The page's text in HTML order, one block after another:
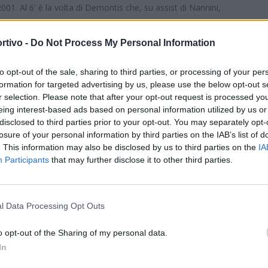
- Do Not Process My Personal Information
opt-out of the sale, sharing to third parties, or processing of your
for targeted advertising by us, please use the below opt-out
selection. Please note that after your opt-out request is processed
interest-based ads based on personal information utilized by us
to third parties prior to your opt-out. You may separately
of your personal information by third parties on the IAB’s list of
This information may also be disclosed by us to third parties on the
Participants that may further disclose it to other third parties.
Data Processing Opt Outs
opt-out of the Sharing of my personal data.
Al 6' è la volta di Demontis che, su assist di Nannini,
all'8' che sfrutta il passaggio di Kovadio e non perdona la
Gorga chiamato in causa dal tiro da fuori di Buongarzoni.
a Bernardotto sostituto da Chiumarulo che, al 34', riceve
lo stesso Chiumarulo segni la doppietta, il portiere devia
che, messo davanti al portiere avversario da Ladu, non
fila che porta con sé il vantaggio sul Trastevere salito a 5
Congiu, Esposito (35' st Bonu), Joshua Tenkorang (1' st
Floris (1' st Quatrana). A disp. Chingari, Righetti, James
(38' st Pirazzi), Papa, Giordani, Labate, Faiello,
A disp. Di Magno, Fiacco, Santarelli, Minunzio. All.